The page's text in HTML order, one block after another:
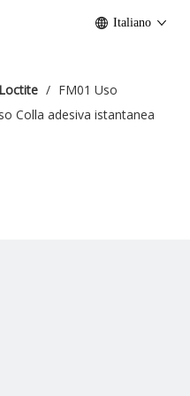
Italiano
/ FM01 Uso
Colla adesiva istantanea